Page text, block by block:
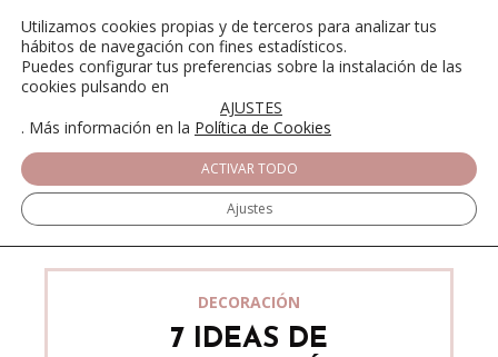
DECORACIÓN
7 IDEAS DE
Utilizamos cookies propias y de terceros para analizar tus
hábitos de navegación con fines estadísticos.
Puedes configurar tus preferencias sobre la instalación de las
cookies pulsando en
AJUSTES
. Más información en la Política de Cookies
ACTIVAR TODO
Ajustes